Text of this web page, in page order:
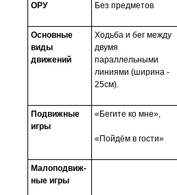
ОРУ Без предметов
Основные
виды
движений
Ходьба и бег между
двумя
параллельными
линиями (ширина -
25см).
Подвижные
игры
«Бегите ко мне»,
«Пойдём в гости»
Малоподвиж-
ные игры